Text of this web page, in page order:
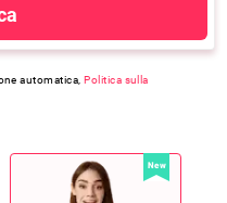
automatica, Politica sulla
New